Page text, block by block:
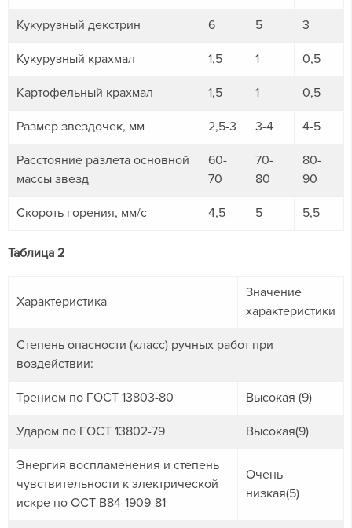
Кукурузный декстрин 6 5 3
Кукурузный крахмал 1,5 1 0,5
Картофельный крахмал 1,5 1 0,5
Размер звездочек, мм 2,5-3 3-4 4-5
Расстояние разлета основной
массы звезд
60-
70
70-
80
80-
90
Скороть горения, мм/с 4,5 5 5,5
Таблица 2
Характеристика
Значение
характеристики
Степень опасности (класс) ручных работ при
воздействии:
Трением по ГОСТ 13803-80 Высокая (9)
Ударом по ГОСТ 13802-79 Высокая(9)
Энергия воспламенения и степень
чувствительности к электрической
искре по ОСТ В84-1909-81
Очень
низкая(5)